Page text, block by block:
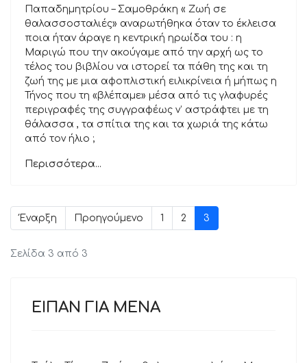
Παπαδημητρίου – Σαμοθράκη « Ζωή σε
θαλασσοσταλιές» αναρωτήθηκα όταν το έκλεισα
ποια ήταν άραγε η κεντρική ηρωίδα του : η
Μαριγώ που την ακούγαμε από την αρχή ως το
τέλος του βιβλίου να ιστορεί τα πάθη της και τη
ζωή της με μια αφοπλιστική ειλικρίνεια ή μήπως η
Τήνος που τη «βλέπαμε» μέσα από τις γλαφυρές
περιγραφές της συγγραφέως ν’ αστράφτει με τη
θάλασσα , τα σπίτια της και τα χωριά της κάτω
από τον ήλιο ;
Περισσότερα...
Έναρξη Προηγούμενο 1 2 3
Σελίδα 3 από 3
ΕΙΠΑΝ ΓΙΑ ΜΕΝΑ